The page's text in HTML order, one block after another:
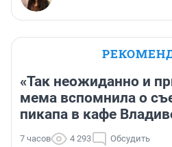
«Так неожиданно и
мема вспомнила о
пикапа в кафе
7 часов 4 293 Обсудить